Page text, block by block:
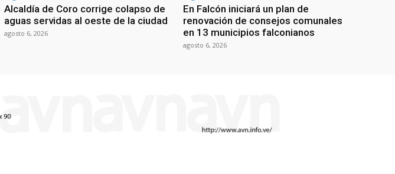
Alcaldía de Coro corrige colapso de
aguas servidas al oeste de la ciudad
agosto 6, 2026
En Falcón iniciará un plan de
renovación de consejos comunales
en 13 municipios falconianos
agosto 6, 2026